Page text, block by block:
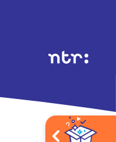
Extra's